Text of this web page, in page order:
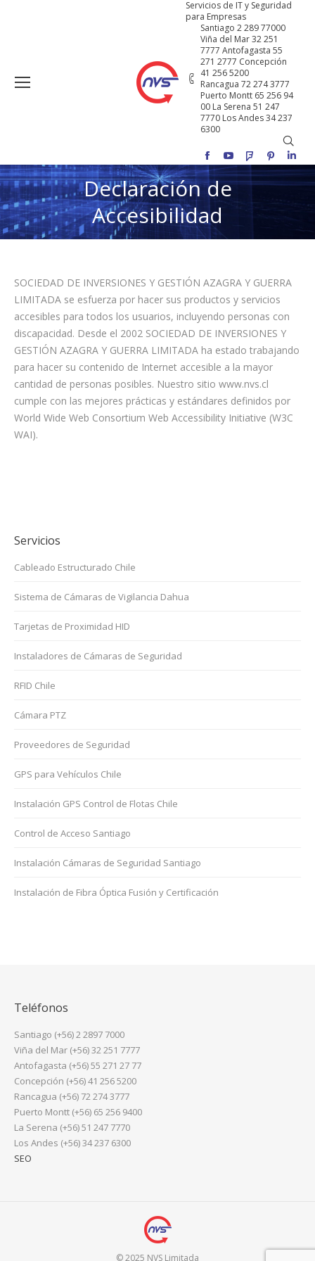
Servicios de IT y Seguridad
para Empresas
Santiago 2 289 77000
Viña del Mar 32 251
7777 Antofagasta 55
271 2777 Concepción
41 256 5200
Rancagua 72 274 3777
Puerto Montt 65 256 94
00 La Serena 51 247
7770 Los Andes 34 237
6300
Buscar:
Facebook
YouTubeFoursquare
Pinterest
Declaración de
Accesibilidad
SOCIEDAD DE INVERSIONES Y GESTIÓN AZAGRA Y GUERRA
LIMITADA se esfuerza por hacer sus productos y servicios
accesibles para todos los usuarios, incluyendo personas con
discapacidad. Desde el 2002 SOCIEDAD DE INVERSIONES Y
GESTIÓN AZAGRA Y GUERRA LIMITADA ha estado trabajando
para hacer su contenido de Internet accesible a la mayor
cantidad de personas posibles. Nuestro sitio www.nvs.cl
cumple con las mejores prácticas y estándares definidos por
World Wide Web Consortium Web Accessibility Initiative (W3C
WAI).
Servicios
Cableado Estructurado Chile
Sistema de Cámaras de Vigilancia Dahua
Tarjetas de Proximidad HID
Instaladores de Cámaras de Seguridad
RFID Chile
Cámara PTZ
Proveedores de Seguridad
GPS para Vehículos Chile
Instalación GPS Control de Flotas Chile
Control de Acceso Santiago
Instalación Cámaras de Seguridad Santiago
Instalación de Fibra Óptica Fusión y Certificación
Teléfonos
Santiago (+56) 2 2897 7000
Viña del Mar (+56) 32 251 7777
Antofagasta (+56) 55 271 27 77
Concepción (+56) 41 256 5200
Rancagua (+56) 72 274 3777
Puerto Montt (+56) 65 256 9400
La Serena (+56) 51 247 7770
Los Andes (+56) 34 237 6300
SEO
© 2025 NVS Limitada